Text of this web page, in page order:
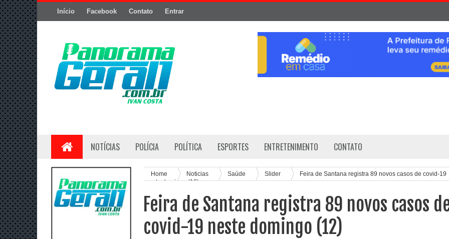
Início Facebook Contato Entrar
NOTÍCIAS POLÍCIA POLÍTICA ESPORTES ENTRETENIMENTO CONTATO
Home Noticias Saúde Slider
Feira de Santana registra 89 novos casos de covid-19
neste domingo (12)
Feira de Santana registra 89 novos casos
covid-19 neste domingo (12)